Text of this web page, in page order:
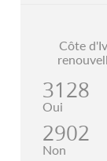
Côte
3128
Oui
2902
Non